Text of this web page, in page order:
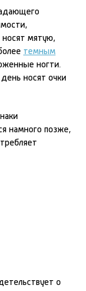
мятую,
темным
ногти.
носят очки
намного позже,
о